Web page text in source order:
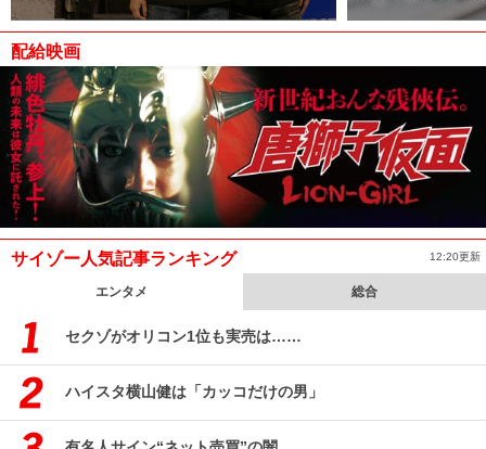
配給映画
サイゾー人気記事ランキング 12:20更新
エンタメ 総合
セクゾがオリコン1位も実売は……
ハイスタ横山健は「カッコだけの男」